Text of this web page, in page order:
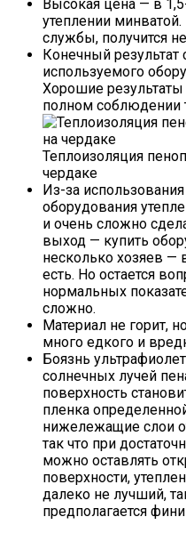
Высокая цена — в
утеплении минватой.
службы, получится
Конечный результат
используемого
Хорошие результаты
полном соблюдении
Теплоизоляция
чердаке
Из-за
оборудования
и очень сложно
выход — купить
несколько хозяев —
есть. Но остается
нормальных
сложно.
Материал не горит,
много едкого и
Боязнь
солнечных лучей
поверхность
пленка
нижележащие слои
так что при
можно оставлять
поверхности,
далеко не лучший,
предполагается